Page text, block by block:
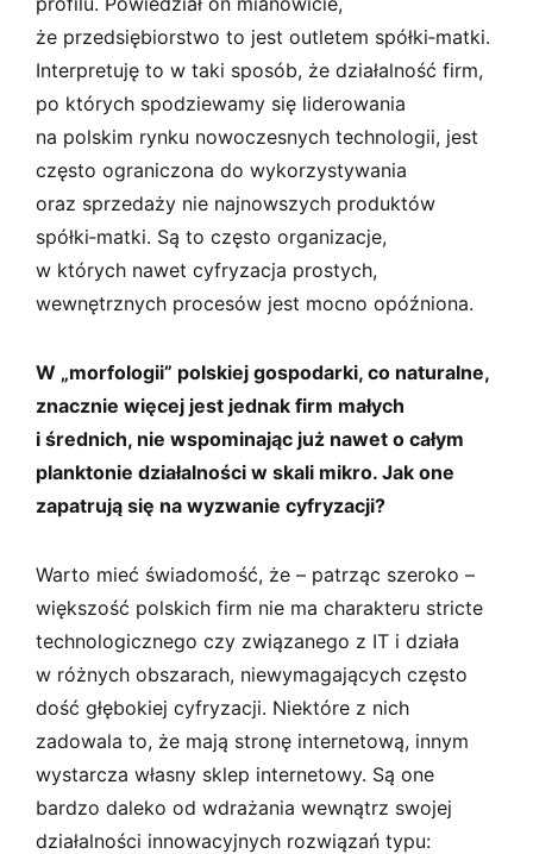
że przedsiębiorstwo to jest outletem spółki­‑matki.
Interpretuję to w taki sposób, że działalność firm,
po których spodziewamy się liderowania
na polskim rynku nowoczesnych technologii, jest
często ograniczona do wykorzystywania
oraz sprzedaży nie najnowszych produktów
spółki­‑matki. Są to często organizacje,
w których nawet cyfryzacja prostych,
wewnętrznych procesów jest mocno opóźniona.
W „morfologii” polskiej gospodarki, co naturalne,
znacznie więcej jest jednak firm małych
i średnich, nie wspominając już nawet o całym
planktonie działalności w skali mikro. Jak one
zapatrują się na wyzwanie cyfryzacji?
Warto mieć świadomość, że – patrząc szeroko –
większość polskich firm nie ma charakteru stricte
technologicznego czy związanego z IT i działa
w różnych obszarach, niewymagających często
dość głębokiej cyfryzacji. Niektóre z nich
zadowala to, że mają stronę internetową, innym
wystarcza własny sklep internetowy. Są one
bardzo daleko od wdrażania wewnątrz swojej
działalności innowacyjnych rozwiązań typu: